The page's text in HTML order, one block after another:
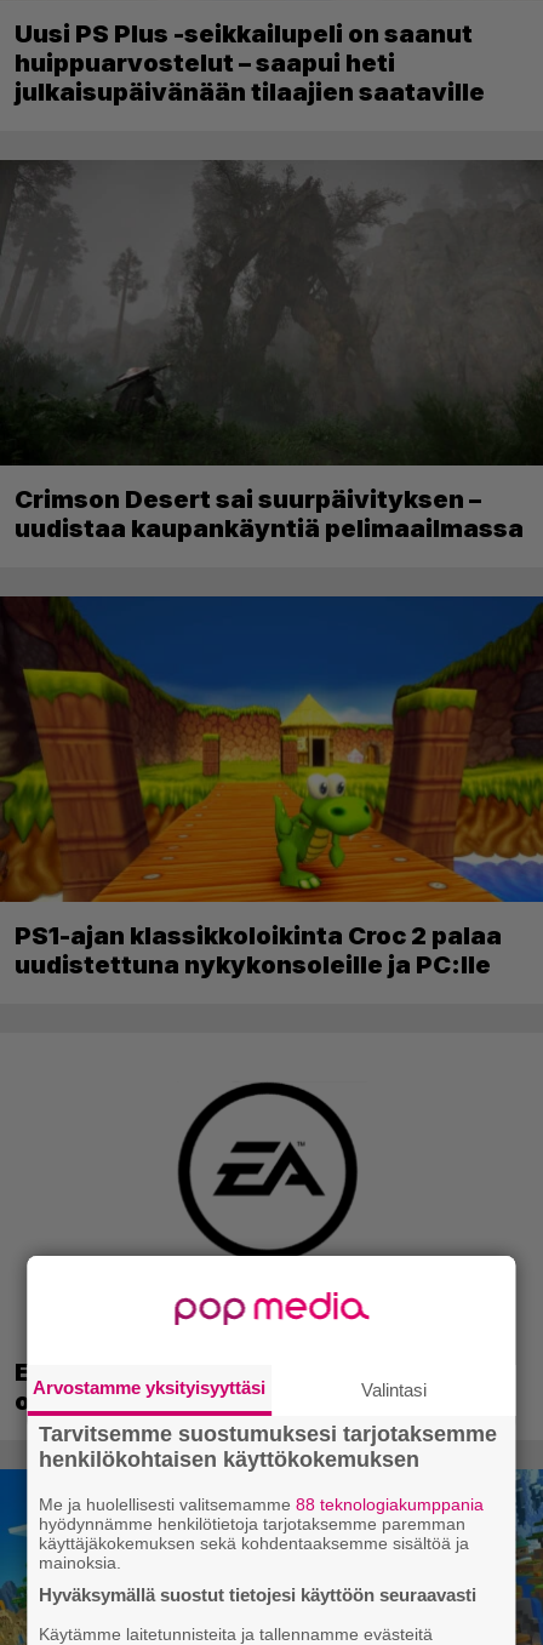
Uusi PS Plus -seikkailupeli on saanut
huippuarvostelut – saapui heti
julkaisupäivänään tilaajien saataville
Crimson Desert sai suurpäivityksen –
uudistaa kaupankäyntiä pelimaailmassa
PS1-ajan klassikkoloikinta Croc 2 palaa
uudistettuna nykykonsoleille ja PC:lle
EA myytiin Saudi-Arabiaan – yhtiöltä
odotetaan massairtisanomisia
Arvostamme yksityisyyttäsi Valintasi
Tarvitsemme suostumuksesi tarjotaksemme
henkilökohtaisen käyttökokemuksen
Me ja huolellisesti valitsemamme88 teknologiakumppania
hyödynnämme henkilötietoja tarjotaksemme paremman
käyttäjäkokemuksen sekä kohdentaaksemme sisältöä ja
mainoksia.
Hyväksymällä suostut tietojesi käyttöön seuraavasti
Käytämme laitetunnisteita ja tallennamme evästeitä